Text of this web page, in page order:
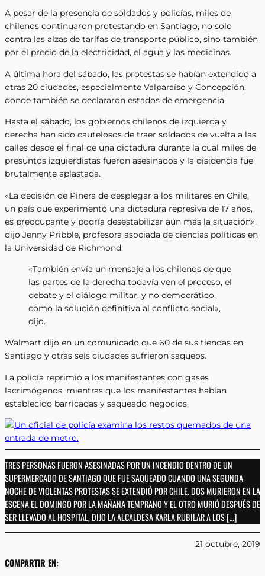
A pesar de la presencia de soldados y policías, miles de
chilenos continuaron protestando en Santiago, no solo
contra las alzas de tarifas de transporte público, sino también
por el precio de la electricidad, el agua y las medicinas.
A última hora del sábado, las protestas se habían extendido a
otras 20 ciudades, especialmente Valparaíso y Concepción,
donde también se declararon estados de emergencia.
Hasta el sábado, los gobiernos chilenos de izquierda y
derecha han sido cautelosos de traer soldados de vuelta a las
calles desde el final de una dictadura durante la cual miles de
presuntos izquierdistas fueron asesinados y la disidencia fue
brutalmente aplastada.
«La decisión de Pinera de desplegar a los militares en Chile,
un país que experimentó una dictadura represiva de 17 años,
es preocupante y podría desestabilizar aún más la situación»,
dijo Jenny Pribble, profesora asociada de ciencias políticas en
la Universidad de Richmond.
«También envía un mensaje a los chilenos de que
las partes de la derecha todavía ven el proceso, el
debate y el diálogo militar, y no democrático,
como la solución definitiva al conflicto social»,
dijo.
Walmart dijo en un comunicado que 60 de sus tiendas en
Santiago y otras seis ciudades sufrieron saqueos.
La policía reprimió a los manifestantes con gases
lacrimógenos, mientras que los manifestantes habían
establecido barricadas y saqueado negocios.
TRES PERSONAS FUERON ASESINADAS POR UN INCENDIO DENTRO DE UN
SUPERMERCADO DE SANTIAGO QUE FUE SAQUEADO CUANDO UNA SEGUNDA
NOCHE DE VIOLENTAS PROTESTAS SE EXTENDIÓ POR CHILE. DOS MURIERON EN LA
ESCENA EL DOMINGO POR LA MAÑANA TEMPRANO Y EL OTRO MURIÓ DESPUÉS DE
SER LLEVADO AL HOSPITAL, DIJO LA ALCALDESA KARLA RUBILAR A LOS […]
COMPARTIR EN:
21 octubre, 2019